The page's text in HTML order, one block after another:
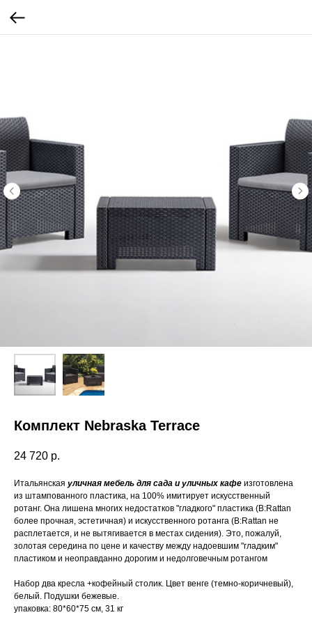
Комплект Nebraska Terrace
24 720 р.
Итальянская уличная мебель для сада и уличных кафе изготовлена
из штампованного пластика, на 100% имитирует искусственный
ротанг. Она лишена многих недостатков "гладкого" пластика (B:Rattan
более прочная, эстетичная) и искусственного ротанга (B:Rattan не
расплетается, и не вытягивается в местах сидения). Это, пожалуй,
золотая середина по цене и качеству между надоевшим "гладким"
пластиком и неоправданно дорогим и недолговечным ротангом
Набор два кресла +кофейный столик. Цвет венге (темно-коричневый),
белый. Подушки бежевые.
упаковка: 80*60*75 см, 31 кг